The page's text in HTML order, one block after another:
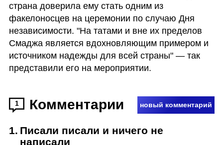
страна доверила ему стать одним из
факелоносцев на церемонии по случаю Дня
независимости. "На татами и вне их пределов
Смаджа является вдохновляющим примером и
источником надежды для всей страны" — так
представили его на мероприятии.
1 Комментарии новый комментарий
1. Писали писали и ничего не
написали